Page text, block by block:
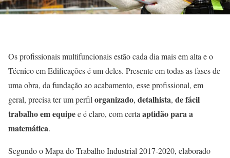
Os profissionais multifuncionais estão cada dia mais em alta e o
Técnico em Edificações é um deles. Presente em todas as fases de
uma obra, da fundação ao acabamento, esse profissional, em
geral, precisa ter um perfil organizado, detalhista, de fácil
trabalho em equipee é claro, com certa aptidão para a
matemática.
Segundo o Mapa do Trabalho Industrial 2017-2020, elaborado